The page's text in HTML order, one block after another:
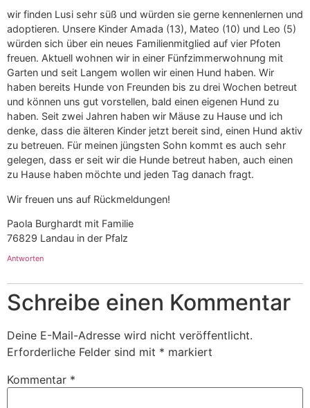
wir finden Lusi sehr süß und würden sie gerne kennenlernen und
adoptieren. Unsere Kinder Amada (13), Mateo (10) und Leo (5)
würden sich über ein neues Familienmitglied auf vier Pfoten
freuen. Aktuell wohnen wir in einer Fünfzimmerwohnung mit
Garten und seit Langem wollen wir einen Hund haben. Wir
haben bereits Hunde von Freunden bis zu drei Wochen betreut
und können uns gut vorstellen, bald einen eigenen Hund zu
haben. Seit zwei Jahren haben wir Mäuse zu Hause und ich
denke, dass die älteren Kinder jetzt bereit sind, einen Hund aktiv
zu betreuen. Für meinen jüngsten Sohn kommt es auch sehr
gelegen, dass er seit wir die Hunde betreut haben, auch einen
zu Hause haben möchte und jeden Tag danach fragt.
Wir freuen uns auf Rückmeldungen!
Paola Burghardt mit Familie
76829 Landau in der Pfalz
Antworten
Schreibe einen Kommentar
Deine E-Mail-Adresse wird nicht veröffentlicht.
Erforderliche Felder sind mit * markiert
Kommentar *